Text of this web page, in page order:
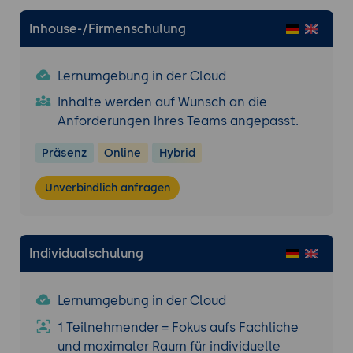
internationale Logistikstrategien
Risikomanagement in der Supply Chain
Identifikation und Bewertung von Risiken
in der Lieferkette
Entwicklung von
Risikomanagementstrategien und -
maßnahmen
Business Continuity Planning und
Krisenmanagement
Performance-Messung und Kontinuierliche
Verbesserung
Key Performance Indicators (KPIs) zur
Bewertung und Benchmarking der Supply
Inhouse-/Firmenschulung
Lernumgebung in der Cloud
Inhalte werden auf Wunsch an die
Anforderungen Ihres Teams angepasst.
Präsenz Online Hybrid
Unverbindlich anfragen
Individualschulung
Lernumgebung in der Cloud
1 Teilnehmender = Fokus aufs Fachliche
und maximaler Raum für individuelle